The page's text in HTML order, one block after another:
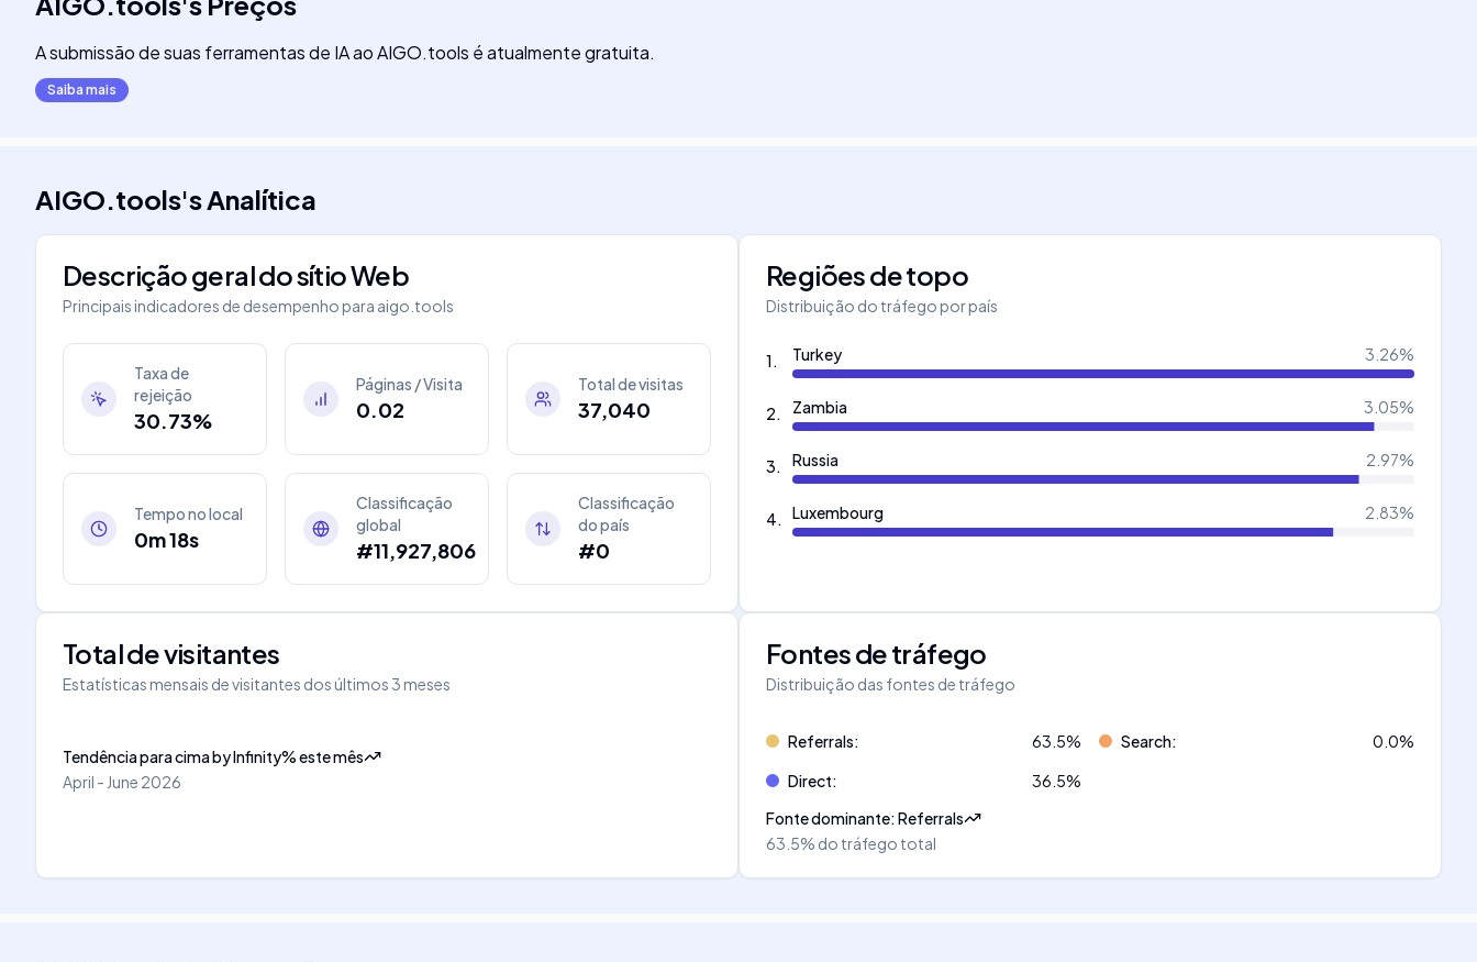
A submissão de suas ferramentas de IA ao AIGO.tools é atualmente gratuita.
Saiba mais
AIGO.tools'sAnalítica
Descrição geral do sítio Web
Principais indicadores de desempenho para aigo.tools
Taxa de
rejeição
30.73%
Páginas / Visita
0.02
Total de visitas
37,040
Tempo no local
0m 18s
Classificação
global
#11,927,806
Classificação
do país
#0
Regiões de topo
Distribuição do tráfego por país
1. Turkey 3.26%
2. Zambia 3.05%
3. Russia 2.97%
4. Luxembourg 2.83%
Total de visitantes
Estatísticas mensais de visitantes dos últimos 3 meses
Tendência para cimabyInfinity%este mês
April - June 2026
Fontes de tráfego
Distribuição das fontes de tráfego
Referrals: 63.5% Search: 0.0%
Direct: 36.5%
Fonte dominante:Referrals
63.5% do tráfego total